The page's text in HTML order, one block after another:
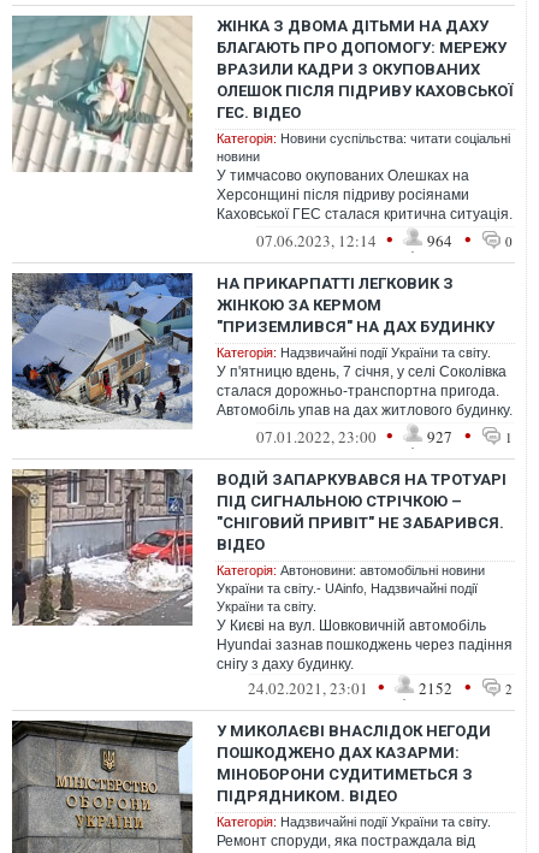
ЖІНКА З ДВОМА ДІТЬМИ НА ДАХУ
БЛАГАЮТЬ ПРО ДОПОМОГУ: МЕРЕЖУ
ВРАЗИЛИ КАДРИ З ОКУПОВАНИХ
ОЛЕШОК ПІСЛЯ ПІДРИВУ КАХОВСЬКОЇ
ГЕС. ВІДЕО
Категорія: Новини суспільства: читати соціальні
новини
У тимчасово окупованих Олешках на
Херсонщині після підриву росіянами
Каховської ГЕС сталася критична ситуація.
Місто практично пішло під воду, а люди ...
07.06.2023, 12:14 • 964 • 0
НА ПРИКАРПАТТІ ЛЕГКОВИК З
ЖІНКОЮ ЗА КЕРМОМ
"ПРИЗЕМЛИВСЯ" НА ДАХ БУДИНКУ
Категорія: Надзвичайні події України та світу.
У п'ятницю вдень, 7 січня, у селі Соколівка
сталася дорожньо-транспортна пригода.
Автомобіль упав на дах житлового будинку.
На щастя, ніхто не постраж...
07.01.2022, 23:00 • 927 • 1
ВОДІЙ ЗАПАРКУВАВСЯ НА ТРОТУАРІ
ПІД СИГНАЛЬНОЮ СТРІЧКОЮ –
"СНІГОВИЙ ПРИВІТ" НЕ ЗАБАРИВСЯ.
ВІДЕО
Категорія: Автоновини: автомобільні новини
України та світу.- UAinfo Надзвичайні події
України та світу.
У Києві на вул. Шовковичній автомобіль
Hyundai зазнав пошкоджень через падіння
снігу з даху будинку.
24.02.2021, 23:01 • 2152 • 2
У МИКОЛАЄВІ ВНАСЛІДОК НЕГОДИ
ПОШКОДЖЕНО ДАХ КАЗАРМИ:
МІНОБОРОНИ СУДИТИМЕТЬСЯ З
ПІДРЯДНИКОМ. ВІДЕО
Категорія: Надзвичайні події України та світу.
Ремонт споруди, яка постраждала від